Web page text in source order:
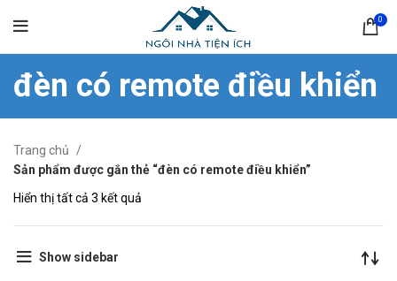
0
đèn có remote điều khiển
Trang chủ
Sản phẩm được gắn thẻ “đèn có remote điều khiển”
Hiển thị tất cả 3 kết quả
Show sidebar